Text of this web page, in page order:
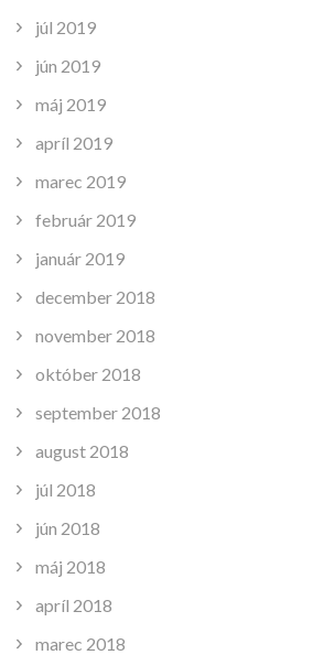
júl 2019
jún 2019
máj 2019
apríl 2019
marec 2019
február 2019
január 2019
december 2018
november 2018
október 2018
september 2018
august 2018
júl 2018
jún 2018
máj 2018
apríl 2018
marec 2018